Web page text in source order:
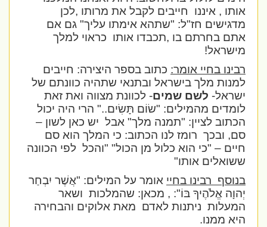
אותו , איננו חייבים לקבל את מרותו ,לכן
מדגישים חז"ל: "שתהא אימתו עליך" גם אם
אתם בחרתם בו ,תכבדו אותו כראוי למלך
מישראל!
רבינו בחיי אומר:כתוב בספר היצירה: חייבים
למנות מלך בישראל ובתנאי שתהיה כוונתם של
ישראל-לשם שמים- לכוונת מצווה ואת זאת
לומדים מהמילים: "שׂוֹם תָּשִׂים.." הרי היה יכול
הכתוב לציין: "תמנה מלך" אבל יש כאן לשון –
סם, ובכך רומז לנו הכתוב: כי המלך הוא סם
חיים – "כי הוא כלול מן הכול" "והכל לפי הכוונה
ששואלים אותו"
בנוסף רבינו בחייאומר על המילים:"אֲשֶׁר יִבְחַר
יְהוָה אֱלֹהֶיךָ בּוֹ": , מכאן: שהמלכות ושאר
המעלות ניתנות לאדם מאת אלוקים והבחירה
היא ממנו.